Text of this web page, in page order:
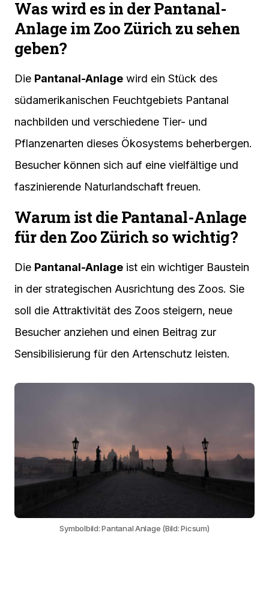
Was wird es in der Pantanal-
Anlage im Zoo Zürich zu sehen
geben?
Die Pantanal-Anlage wird ein Stück des
südamerikanischen Feuchtgebiets Pantanal
nachbilden und verschiedene Tier- und
Pflanzenarten dieses Ökosystems beherbergen.
Besucher können sich auf eine vielfältige und
faszinierende Naturlandschaft freuen.
Warum ist die Pantanal-Anlage
für den Zoo Zürich so wichtig?
Die Pantanal-Anlage ist ein wichtiger Baustein
in der strategischen Ausrichtung des Zoos. Sie
soll die Attraktivität des Zoos steigern, neue
Besucher anziehen und einen Beitrag zur
Sensibilisierung für den Artenschutz leisten.
Symbolbild: Pantanal Anlage (Bild: Picsum)